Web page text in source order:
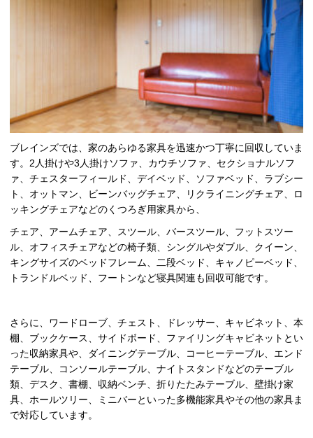
ブレインズでは、家のあらゆる家具を迅速かつ丁寧に回収していま
す。 2 人掛けや3 人掛けソファ、カウチソファ、セクショナルソフ
ァ、チェスターフィールド、デイベッド、ソファベッド、ラブシー
ト、オットマン、ビーンバッグチェア、リクライニングチェア、ロ
ッキングチェアなどのくつろぎ用家具から、
チェア、アームチェア、スツール、バースツール、フットスツー
ル、オフィスチェアなどの椅子類、シングルやダブル、クイーン、
キングサイズのベッドフレーム、二段ベッド、キャノピーベッド、
トランドルベッド、フートンなど寝具関連も回収可能です。
さらに、ワードローブ、チェスト、ドレッサー、キャビネット、本
棚、ブックケース、サイドボード、ファイリングキャビネットとい
った収納家具や、ダイニングテーブル、コーヒーテーブル、エンド
テーブル、コンソールテーブル、ナイトスタンドなどのテーブル
類、デスク、書棚、収納ベンチ、折りたたみテーブル、壁掛け家
具、ホールツリー、ミニバーといった多機能家具やその他の家具ま
で対応しています。